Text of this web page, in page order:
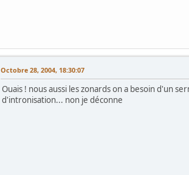
Octobre 28, 2004, 18:30:07
Ouais ! nous aussi les zonards on a besoin d'un
d'intronisation... non je déconne